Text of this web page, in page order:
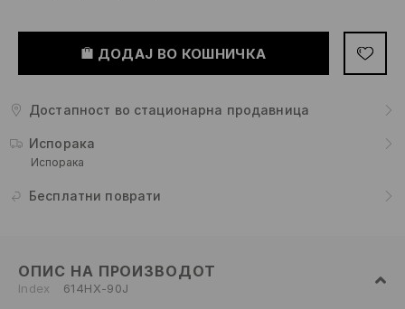
ДОДАЈ ВО КОШНИЧКА
Достапност во стационарна продавница
Испорака
Испорака
Бесплатни поврати
ОПИС НА ПРОИЗВОДОТ
Index 614HX-90J